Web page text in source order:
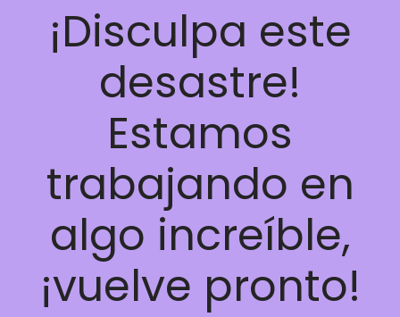
¡Disculpa este
desastre!
Estamos
trabajando en
algo increíble,
¡vuelve pronto!